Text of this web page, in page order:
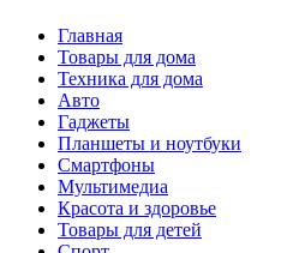
Главная
Товары для дома
Техника для дома
Авто
Гаджеты
Планшеты и ноутбуки
Смартфоны
Мультимедиа
Красота и здоровье
Товары для детей